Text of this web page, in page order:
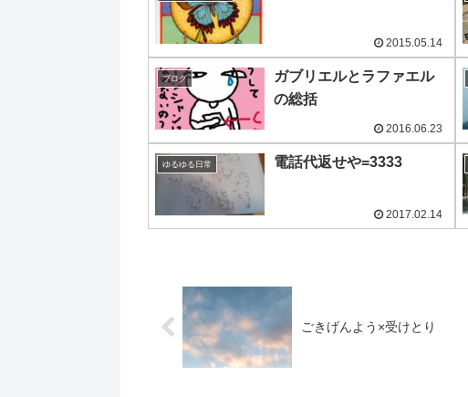
2015.05.14
ブログ
ガブリエルとラファエル
の総括
2016.06.23
ゆるゆる日常 電話代返せや=3333
2017.02.14
ごきげんよう×受けとり